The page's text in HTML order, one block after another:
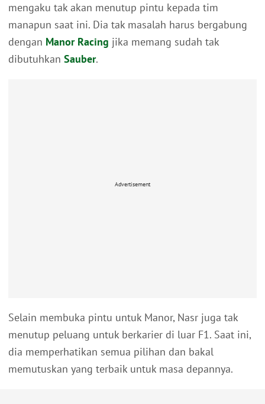
mengaku tak akan menutup pintu kepada tim
manapun saat ini. Dia tak masalah harus bergabung
dengan Manor Racing jika memang sudah tak
dibutuhkan Sauber.
Advertisement
Selain membuka pintu untuk Manor, Nasr juga tak
menutup peluang untuk berkarier di luar F1. Saat ini,
dia memperhatikan semua pilihan dan bakal
memutuskan yang terbaik untuk masa depannya.